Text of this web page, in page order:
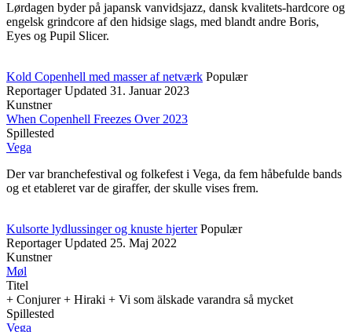
Lørdagen byder på japansk vanvidsjazz, dansk kvalitets-hardcore og
engelsk grindcore af den hidsige slags, med blandt andre Boris,
Eyes og Pupil Slicer.
Kold Copenhell med masser af netværk Populær
Reportager Updated 31. Januar 2023
Kunstner
When Copenhell Freezes Over 2023
Spillested
Vega
Der var branchefestival og folkefest i Vega, da fem håbefulde bands
og et etableret var de giraffer, der skulle vises frem.
Kulsorte lydlussinger og knuste hjerter Populær
Reportager Updated 25. Maj 2022
Kunstner
Møl
Titel
+ Conjurer + Hiraki + Vi som älskade varandra så mycket
Spillested
Vega